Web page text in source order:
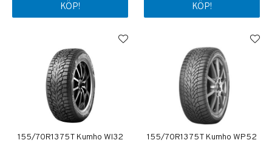
KÖP! KÖP!
155/70R13 75T Kumho WI32 155/70R13 75T Kumho WP52